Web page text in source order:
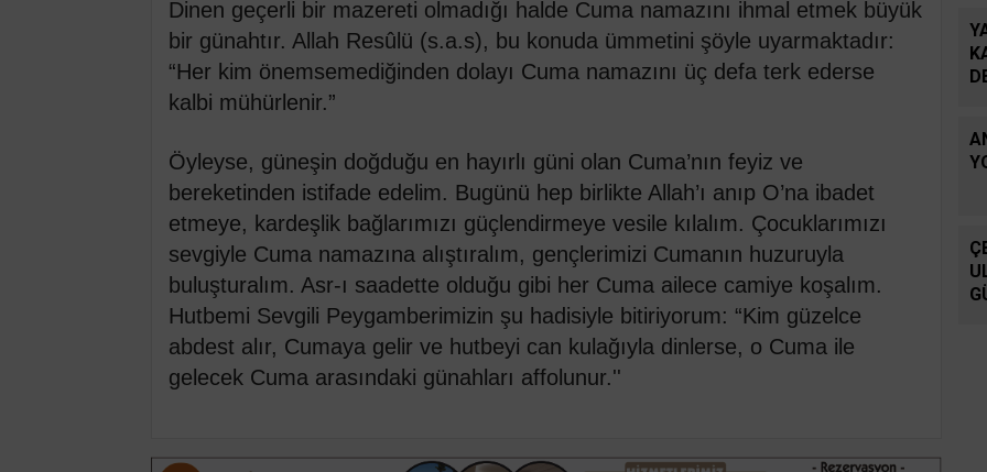
Dinen geçerli bir mazereti olmadığı halde Cuma namazını ihmal etmek büyük
bir günahtır. Allah Resûlü (s.a.s), bu konuda ümmetini şöyle uyarmaktadır:
“Her kim önemsemediğinden dolayı Cuma namazını üç defa terk ederse
kalbi mühürlenir.”
Öyleyse, güneşin doğduğu en hayırlı güni olan Cuma’nın feyiz ve
bereketinden istifade edelim. Bugünü hep birlikte Allah’ı anıp O’na ibadet
etmeye, kardeşlik bağlarımızı güçlendirmeye vesile kılalım. Çocuklarımızı
sevgiyle Cuma namazına alıştıralım, gençlerimizi Cumanın huzuruyla
buluşturalım. Asr-ı saadette olduğu gibi her Cuma ailece camiye koşalım.
Hutbemi Sevgili Peygamberimizin şu hadisiyle bitiriyorum: “Kim güzelce
abdest alır, Cumaya gelir ve hutbeyi can kulağıyla dinlerse, o Cuma ile
gelecek Cuma arasındaki günahları affolunur.''